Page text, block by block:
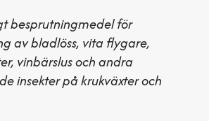
besprutningmedel för
av bladlöss, vita flygare,
vinbärslus och andra
insekter på krukväxter och